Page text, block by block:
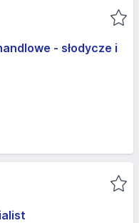
- słodycze i